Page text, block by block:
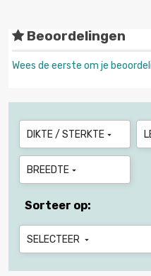
Beoordelingen
Wees de eerste om je
DIKTE / STERKTE 
BREEDTE 
Sorteer op:
SELECTEER 